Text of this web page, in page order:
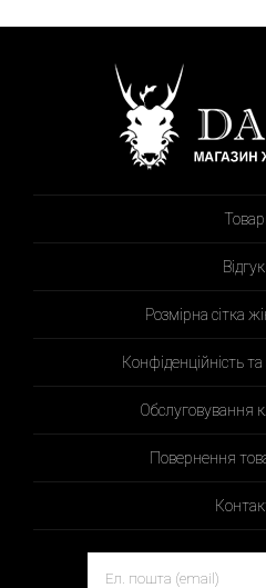
Розмірна сітка
Конфіденційність
Обслуговування
Повернення